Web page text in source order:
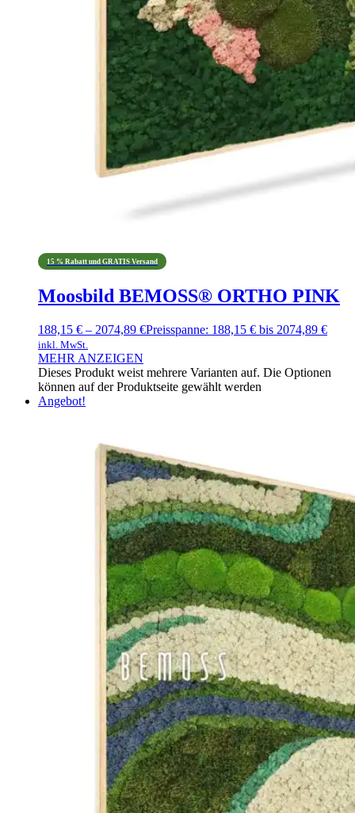
15 % Rabatt und GRATIS Versand
Moosbild BEMOSS® ORTHO PINK
188,15 € – 2074,89 €Preisspanne: 188,15 € bis 2074,89 €
inkl. MwSt.
MEHR ANZEIGEN
Dieses Produkt weist mehrere Varianten auf. Die Optionen
können auf der Produktseite gewählt werden
Angebot!